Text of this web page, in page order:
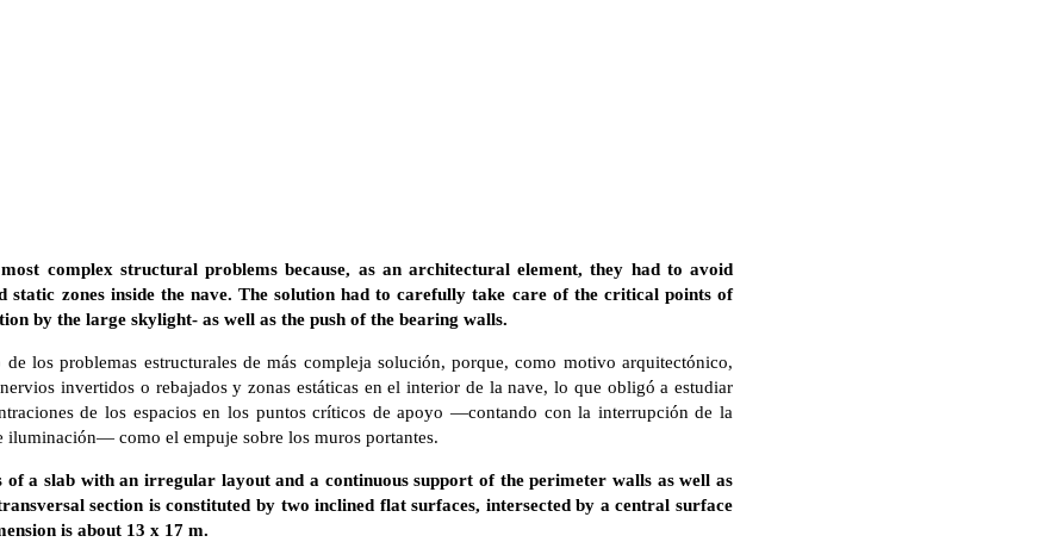
complex structural problems because, as an architectural element, they had to avoid
static zones inside the nave. The solution had to carefully take care of the critical points of
by the large skylight- as well as the push of the bearing walls.
los problemas estructurales de más compleja solución, porque, como motivo arquitectónico,
invertidos o rebajados y zonas estáticas en el interior de la nave, lo que obligó a estudiar
de los espacios en los puntos críticos de apoyo —contando con la interrupción de la
iluminación— como el empuje sobre los muros portantes.
of a slab with an irregular layout and a continuous support of the perimeter walls as well as
section is constituted by two inclined flat surfaces, intersected by a central surface
is about 13 x 17 m.